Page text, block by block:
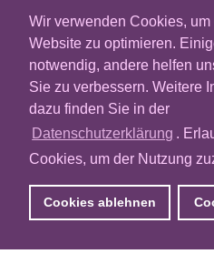
Wir verwenden Cookies,
Website zu optimieren.
notwendig, andere helfen
Sie zu verbessern. Weitere
dazu finden Sie in der
Datenschutzerklärung .
Cookies, um der Nutzung
Cookies ablehnen
seien aber bereits am
interne Meldung über
worden. AOL-Chef
darin den Schritt: man
Investitionen in den
Bereichen ausbauen.
Schon ab heute werden
Entlassungsschreiben
Kandidaten seien auch